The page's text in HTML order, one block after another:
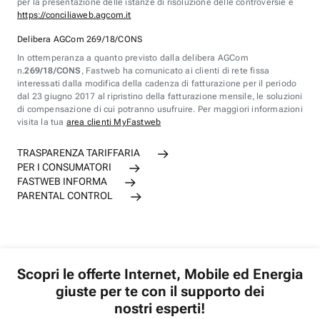
per la presentazione delle istanze di risoluzione delle controversie è
https://conciliaweb.agcom.it
Delibera AGCom 269/18/CONS
In ottemperanza a quanto previsto dalla delibera AGCom
n.269/18/CONS , Fastweb ha comunicato ai clienti di rete fissa
interessati dalla modifica della cadenza di fatturazione per il periodo
dal 23 giugno 2017 al ripristino della fatturazione mensile, le soluzioni
di compensazione di cui potranno usufruire. Per maggiori informazioni
visita la tua area clienti MyFastweb
TRASPARENZA TARIFFARIA
PER I CONSUMATORI
FASTWEB INFORMA
PARENTAL CONTROL
Scopri le offerte Internet, Mobile ed Energia
giuste per te con il supporto dei
nostri esperti!